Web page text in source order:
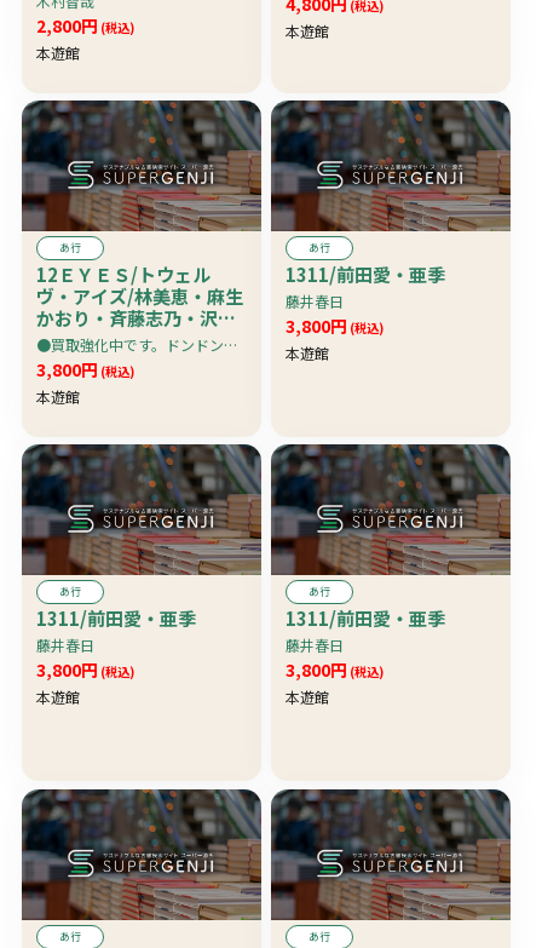
2,800円 (税込)
本遊館
(税込)
本遊館
あ行
12ＥＹＥＳ/トウェル
ヴ・アイズ/林美恵・麻生
かおり・斉藤志乃・沢入
しのぶ・沢口はるか・桜
井亜弓
●買取強化中です。ドンドン売ってください。特に写真集・ＤＶＤが高価買取り
3,800円 (税込)
本遊館
あ行
1311/前田愛・亜季
藤井春日
3,800円 (税込)
本遊館
あ行
1311/前田愛・亜季
藤井春日
3,800円 (税込)
本遊館
あ行
1311/前田愛・亜季
藤井春日
3,800円 (税込)
本遊館
あ行 あ行